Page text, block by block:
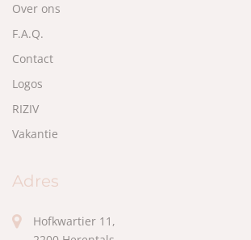
Over ons
F.A.Q.
Contact
Logos
RIZIV
Vakantie
Adres
Hofkwartier 11,